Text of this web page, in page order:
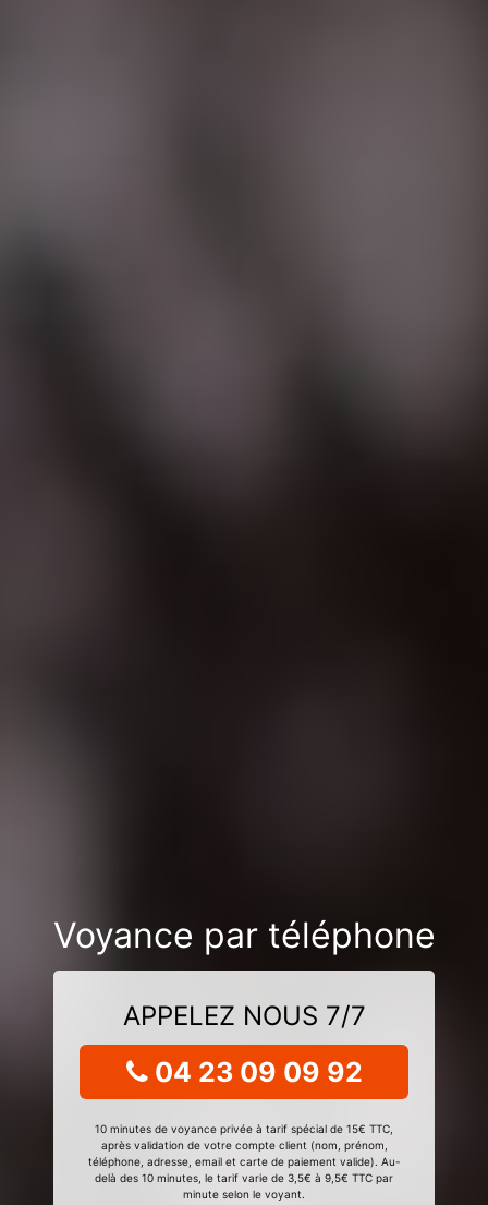
Voyance par téléphone
APPELEZ NOUS 7/7
04 23 09 09 92
10 minutes de voyance privée à tarif spécial de 15€ TTC,
après validation de votre compte client (nom, prénom,
téléphone, adresse, email et carte de paiement valide). Au-
delà des 10 minutes, le tarif varie de 3,5€ à 9,5€ TTC par
minute selon le voyant.